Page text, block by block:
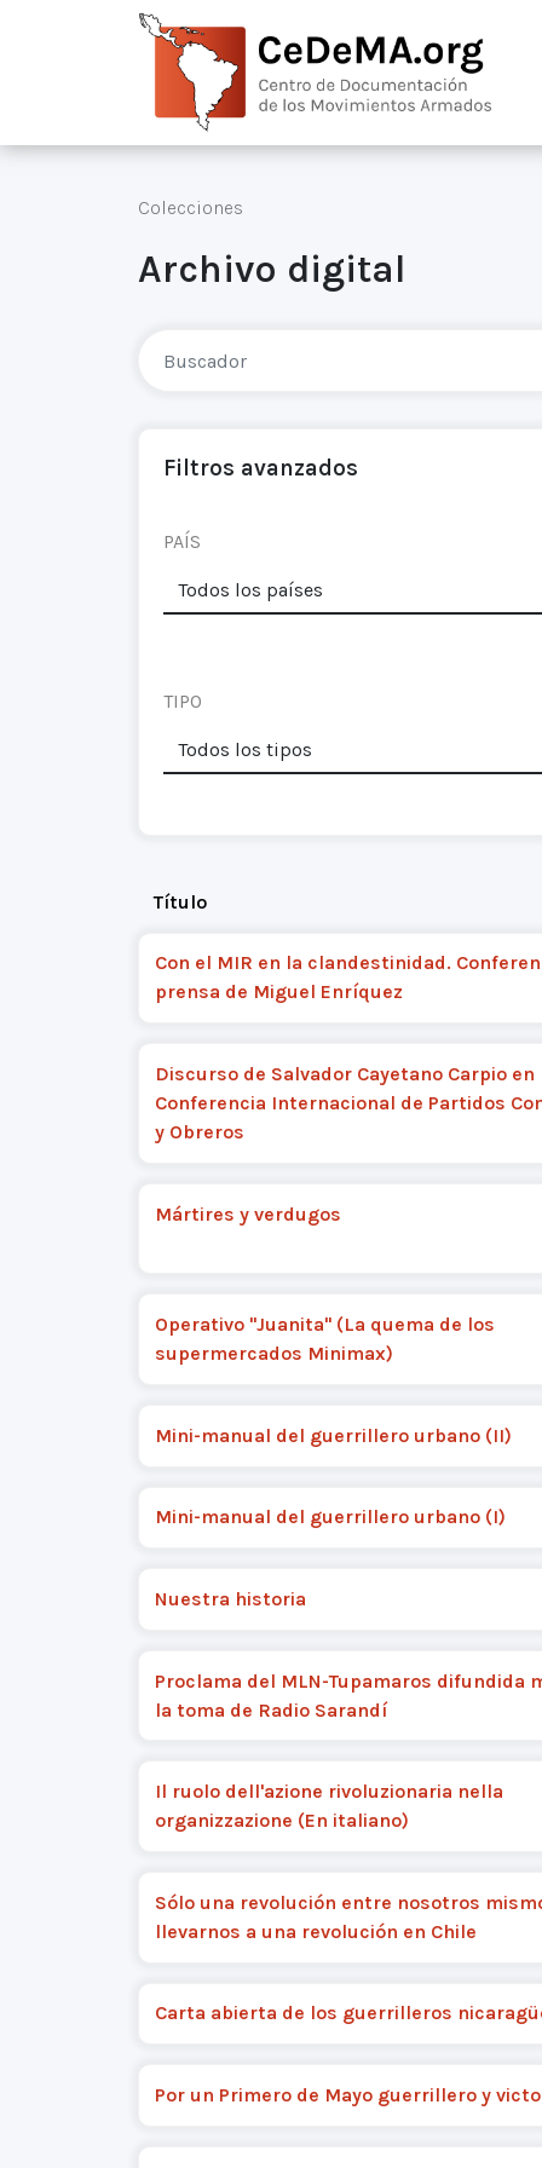
Colecciones
Archivo digital
Filtros avanzados
PAÍS
TIPO
Título
Con el MIR en la clandestinidad.
prensa de Miguel Enríquez
Discurso de Salvador Cayetano Carpio en
Conferencia Internacional de Partidos
y Obreros
Mártires y verdugos
Operativo "Juanita" (La quema de los
supermercados Minimax)
Mini-manual del guerrillero urbano (II)
Mini-manual del guerrillero urbano (I)
Nuestra historia
Proclama del MLN-Tupamaros difundida
la toma de Radio Sarandí
Il ruolo dell'azione rivoluzionaria nella
organizzazione (En italiano)
Sólo una revolución entre nosotros
llevarnos a una revolución en Chile
Carta abierta de los guerrilleros
Por un Primero de Mayo guerrillero y